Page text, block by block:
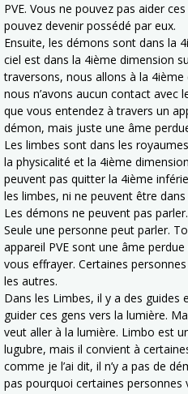
PVE. Vous ne pouvez pas aider
pouvez devenir possédé par eux.
Ensuite, les démons sont dans la
ciel est dans la 4ième dimension
traversons, nous allons à la
nous n’avons aucun contact avec
que vous entendez à travers un
démon, mais juste une âme
Les limbes sont dans les
la physicalité et la 4ième
peuvent pas quitter la 4ième
les limbes, ni ne peuvent être
Les démons ne peuvent pas
Seule une personne peut parler.
appareil PVE sont une âme
vous effrayer. Certaines
les autres.
Dans les Limbes, il y a des guides
guider ces gens vers la lumière.
veut aller à la lumière. Limbo est
lugubre, mais il convient à
comme je l’ai dit, il n’y a pas de
pas pourquoi certaines